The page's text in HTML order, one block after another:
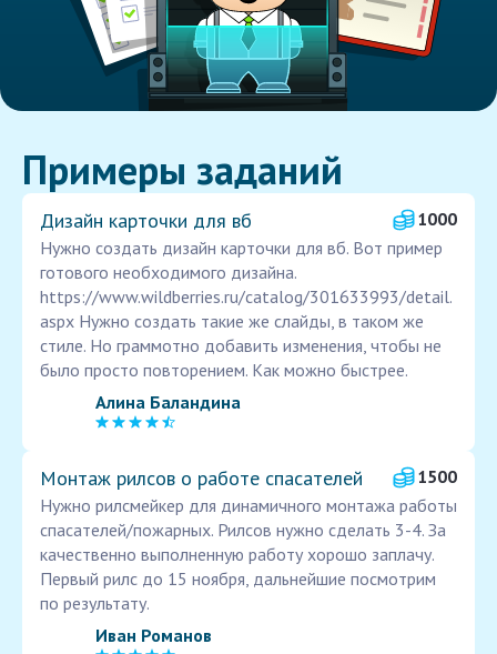
Примеры заданий
Дизайн карточки для вб
1000
Нужно создать дизайн карточки для вб. Вот пример
готового необходимого дизайна.
https://www.wildberries.ru/catalog/301633993/detail.
aspx Нужно создать такие же слайды, в таком же
стиле. Но граммотно добавить изменения, чтобы не
было просто повторением. Как можно быстрее.
Алина Баландина
Монтаж рилсов о работе спасателей
1500
Нужно рилсмейкер для динамичного монтажа работы
спасателей/пожарных. Рилсов нужно сделать 3-4. За
качественно выполненную работу хорошо заплачу.
Первый рилс до 15 ноября, дальнейшие посмотрим
по результату.
Иван Романов